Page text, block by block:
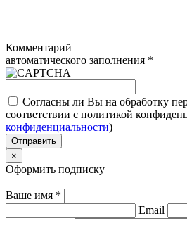
Комментарий
автоматического заполнения *
Согласны ли Вы на обработку
соответствии с политикой
конфиденциальности)
Отправить
×
Оформить подписку
Ваше имя *
Email